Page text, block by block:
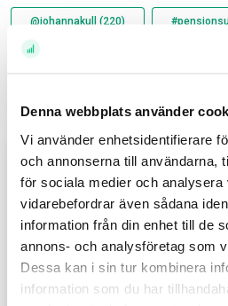
Denna webbplats använder
Vi använder enhetsidentifierare
och annonserna till användarna,
för sociala medier och analysera
vidarebefordrar även sådana
information från din enhet till de
annons- och analysföretag som
Dessa kan i sin tur kombinera
information som du har
@johannakull (220)
Avanza (459)
Relaterade inlägg
Av Elin Benjaminsson
19 jul 26
Inför öppning:
bolagen som köpts –